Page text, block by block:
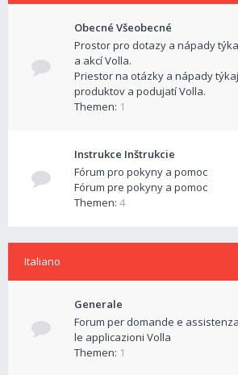
Obecné Všeobecné
Prostor pro dotazy a nápady
a akcí Volla.
Priestor na otázky a nápady
produktov a podujatí Volla.
Themen: 1
Instrukce Inštrukcie
Fórum pro pokyny a pomoc
Fórum pre pokyny a pomoc
Themen: 4
Italiano
Generale
Forum per domande e
le applicazioni Volla
Themen: 1